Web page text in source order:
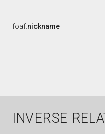
foaf:nickname
INVERSE